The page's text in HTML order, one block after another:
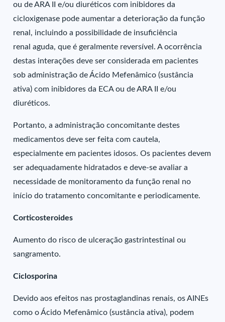
ou de ARA II e/ou diuréticos com inibidores da
cicloxigenase pode aumentar a deterioração da função
renal, incluindo a possibilidade de insuficiência
renal aguda, que é geralmente reversível. A ocorrência
destas interações deve ser considerada em pacientes
sob administração de Ácido Mefenâmico (sustância
ativa) com inibidores da ECA ou de ARA II e/ou
diuréticos.
Portanto, a administração concomitante destes
medicamentos deve ser feita com cautela,
especialmente em pacientes idosos. Os pacientes devem
ser adequadamente hidratados e deve-se avaliar a
necessidade de monitoramento da função renal no
início do tratamento concomitante e periodicamente.
Corticosteroides
Aumento do risco de ulceração gastrintestinal ou
sangramento.
Ciclosporina
Devido aos efeitos nas prostaglandinas renais, os AINEs
como o Ácido Mefenâmico (sustância ativa), podem